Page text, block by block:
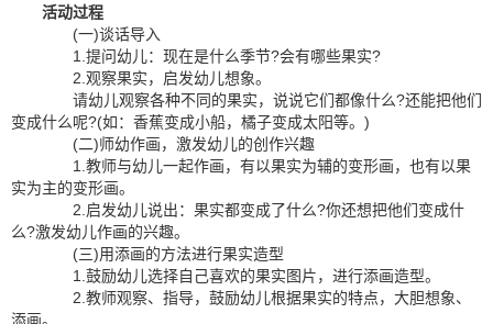
活动过程
(一)谈话导入
1.提问幼儿：现在是什么季节?会有哪些果实?
2.观察果实，启发幼儿想象。
请幼儿观察各种不同的果实，说说它们都像什么?还能把他们
变成什么呢?(如：香蕉变成小船，橘子变成太阳等。)
(二)师幼作画，激发幼儿的创作兴趣
1.教师与幼儿一起作画，有以果实为辅的变形画，也有以果
实为主的变形画。
2.启发幼儿说出：果实都变成了什么?你还想把他们变成什
么?激发幼儿作画的兴趣。
(三)用添画的方法进行果实造型
1.鼓励幼儿选择自己喜欢的果实图片，进行添画造型。
2.教师观察、指导，鼓励幼儿根据果实的特点，大胆想象、
添画。